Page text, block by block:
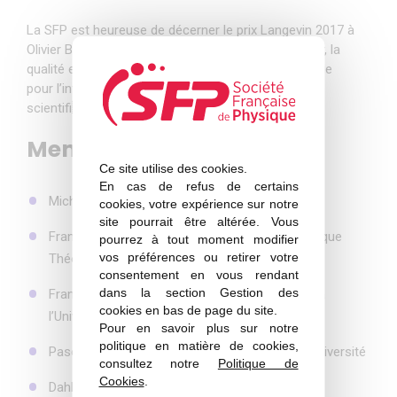
Ce site utilise des cookies.
En cas de refus de certains
cookies, votre expérience sur notre
site pourrait être altérée. Vous
pourrez à tout moment modifier
vos préférences ou retirer votre
consentement en vous rendant
dans la section Gestion des
cookies en bas de page du site.
Pour en savoir plus sur notre
politique en matière de cookies,
consultez notre Politique de
Cookies.
La SFP est heureuse de décerner le prix Langevin 2017 à
Olivier Bénichou et Raphaël Voituriez pour l’ampleur, la
qualité et l’originalité des résultats obtenus, ainsi que
pour l’influence qu’ils exercent sur la communauté
scientifi que à l’échelle mondiale.
Membres
Michel Spiro – Président de la SFP
François David – Directeur de l’Institut de Physique
Théorique CNRS/CEA
Francesca Ingrosso – Maître de Conférences à
l’Université de Lorraine
Pascale Roubin – Professeur à Aix Marseille Université
Dahbia Talbi – Directrice de recherche CNRS au